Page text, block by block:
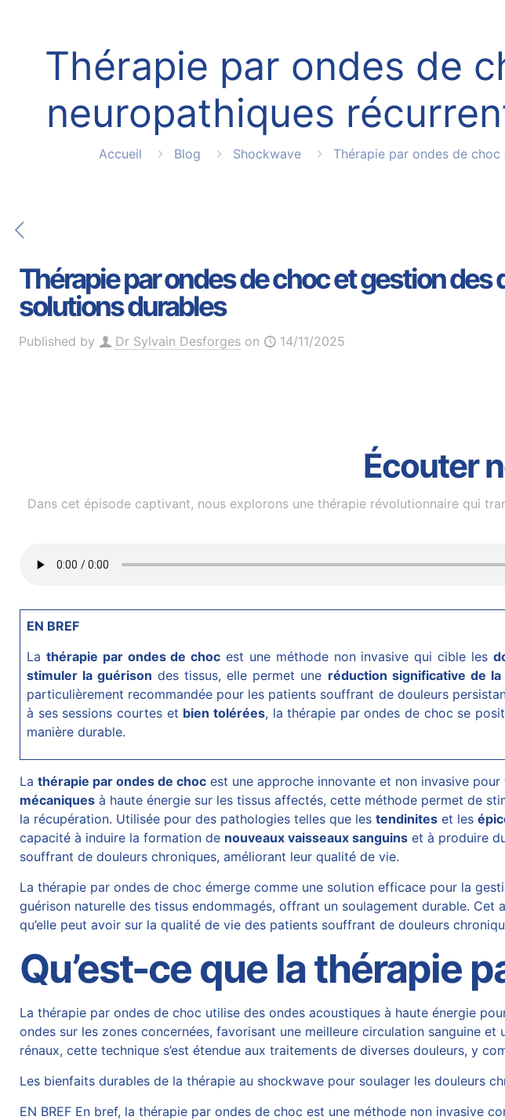
Thérapie par ondes de
neuropathiques
Accueil Blog Shockwave Thérapie par ondes de
Thérapie par ondes de choc et gestion
solutions durables
Published by Dr Sylvain Desforges on 14/11/2025
Écouter
Dans cet épisode captivant, nous explorons une thérapie révolutionnaire qui
EN BREF
Lathérapie par ondes de choc est une méthode non invasive qui cible les
stimuler la guérison des tissus, elle permet une réduction significative de
particulièrement recommandée pour les patients souffrant de douleurs
à ses sessions courtes et bien tolérées, la thérapie par ondes de choc se
manière durable.
Lathérapie par ondes de choc est une approche innovante et non invasive
mécaniques à haute énergie sur les tissus affectés, cette méthode permet de
la récupération. Utilisée pour des pathologies telles que lestendinites et les
capacité à induire la formation de nouveaux vaisseaux sanguins et à produire
souffrant dedouleurs chroniques, améliorant leur qualité de vie.
La thérapie par ondes de choc émerge comme une solution efficace pour la
guérison naturelle des tissus endommagés, offrant un soulagement durable.
qu’elle peut avoir sur la qualité de vie des patients souffrant de douleurs
Qu’est-ce que la thérapie
La thérapie par ondes de choc utilise des ondes acoustiques à haute énergie
ondes sur les zones concernées, favorisant une meilleure circulation sanguine
rénaux, cette technique s’est étendue aux traitements de diverses douleurs, y
Les bienfaits durables de la thérapie au shockwave pour soulager les douleurs
EN BREF En bref, la thérapie par ondes de choc est une méthode non invasive